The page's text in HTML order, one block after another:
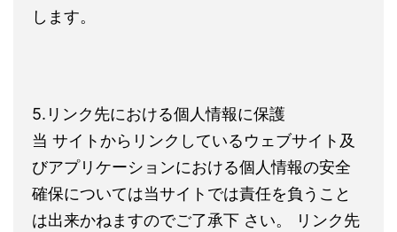
します。
5.リンク先における個人情報に保護
当 サイトからリンクしているウェブサイト及
びアプリケーションにおける個人情報の安全
確保については当サイトでは責任を負うこと
は出来かねますのでご了承下 さい。 リンク先